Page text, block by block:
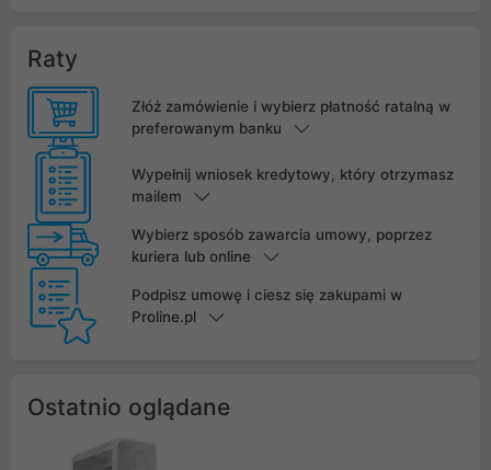
Raty
Złóż zamówienie i wybierz płatność ratalną w
preferowanym banku
Wypełnij wniosek kredytowy, który otrzymasz
mailem
Wybierz sposób zawarcia umowy, poprzez
kuriera lub online
Podpisz umowę i ciesz się zakupami w
Proline.pl
Ostatnio oglądane